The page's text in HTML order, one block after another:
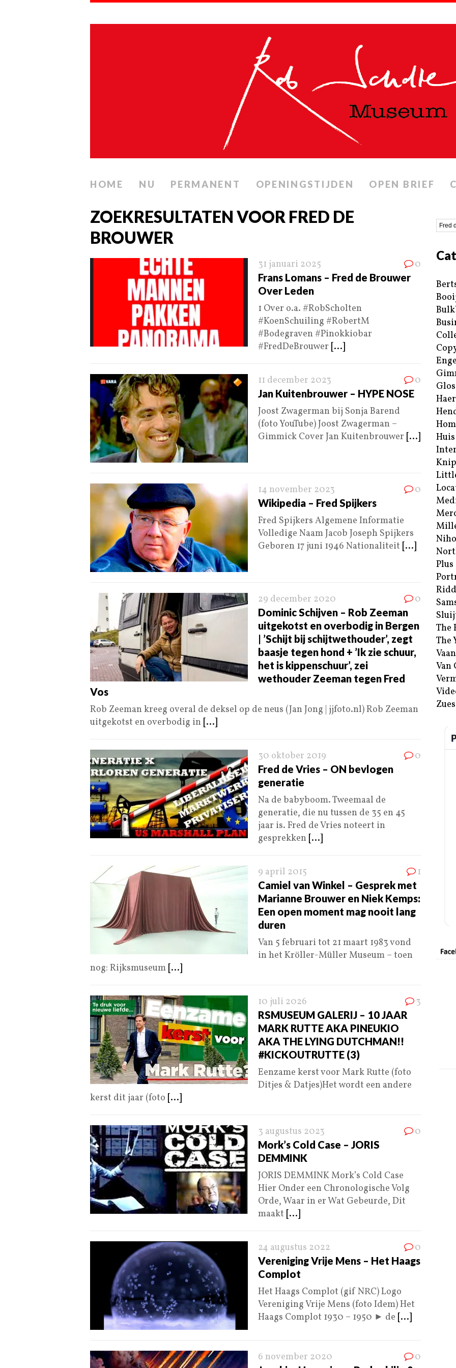
HOME NU PERMANENT OPENINGSTIJDEN OPEN BRIEF
ZOEKRESULTATEN VOOR FRED DE
BROUWER
31 januari 2025 0
Frans Lomans – Fred de Brouwer
Over Leden
1 Over o.a. #RobScholten
#KoenSchuiling #RobertM
#Bodegraven #Pinokkiobar
#FredDeBrouwer [...]
11 december 2023 0
Jan Kuitenbrouwer – HYPE NOSE
Joost Zwagerman bij Sonja Barend
(foto YouTube) Joost Zwagerman –
Gimmick Cover Jan Kuitenbrouwer [...]
14 november 2023 0
Wikipedia – Fred Spijkers
Fred Spijkers Algemene Informatie
Volledige Naam Jacob Joseph Spijkers
Geboren 17 juni 1946 Nationaliteit [...]
29 december 2020 0
Dominic Schijven – Rob Zeeman
uitgekotst en overbodig in Bergen
| ’Schijt bij schijtwethouder’, zegt
baasje tegen hond + ’Ik zie schuur,
het is kippenschuur’, zei
wethouder Zeeman tegen Fred
Vos
Rob Zeeman kreeg overal de deksel op de neus (Jan Jong | jjfoto.nl) Rob Zeeman
uitgekotst en overbodig in [...]
30 oktober 2019 0
Fred de Vries – ON bevlogen
generatie
Na de babyboom. Tweemaal de
generatie, die nu tussen de 35 en 45
jaar is. Fred de Vries noteert in
gesprekken [...]
9 april 2015 1
Camiel van Winkel – Gesprek met
Marianne Brouwer en Niek Kemps:
Een open moment mag nooit lang
duren
Van 5 februari tot 21 maart 1983 vond
in het Kröller-Müller Museum – toen
nog: Rijksmuseum [...]
10 juli 2026 3
RSMUSEUM GALERIJ – 10 JAAR
MARK RUTTE AKA PINEUKIO
AKA THE LYING DUTCHMAN!!
#KICKOUTRUTTE (3)
Eenzame kerst voor Mark Rutte (foto
Ditjes & Datjes)Het wordt een andere
kerst dit jaar (foto [...]
3 augustus 2023 0
Mork’s Cold Case – JORIS
DEMMINK
JORIS DEMMINK Mork’s Cold Case
Hier Onder een Chronologische Volg
Orde, Waar in er Wat Gebeurde, Dit
maakt [...]
24 augustus 2022 0
Vereniging Vrije Mens – Het Haags
Complot
Het Haags Complot (gif NRC) Logo
Vereniging Vrije Mens (foto Idem) Het
Haags Complot 1930 – 1950 ► de [...]
6 november 2020 0
Plus
The
The
Van